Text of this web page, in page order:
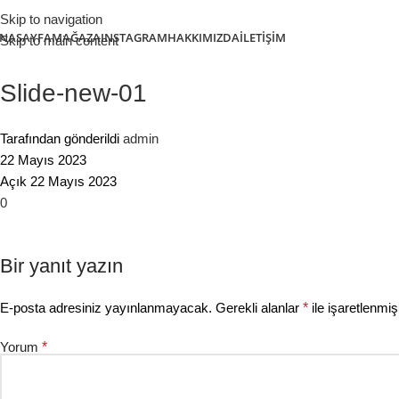
Skip to navigation
Skip to main content
MAĞAZAINSTAGRAMHAKKIMIZDAİLETIŞIM
Slide-new-01
Tarafından gönderildi admin
22 Mayıs 2023
Açık 22 Mayıs 2023
0
Bir yanıt yazın
E-posta adresiniz yayınlanmayacak. Gerekli alanlar * ile
Yorum *